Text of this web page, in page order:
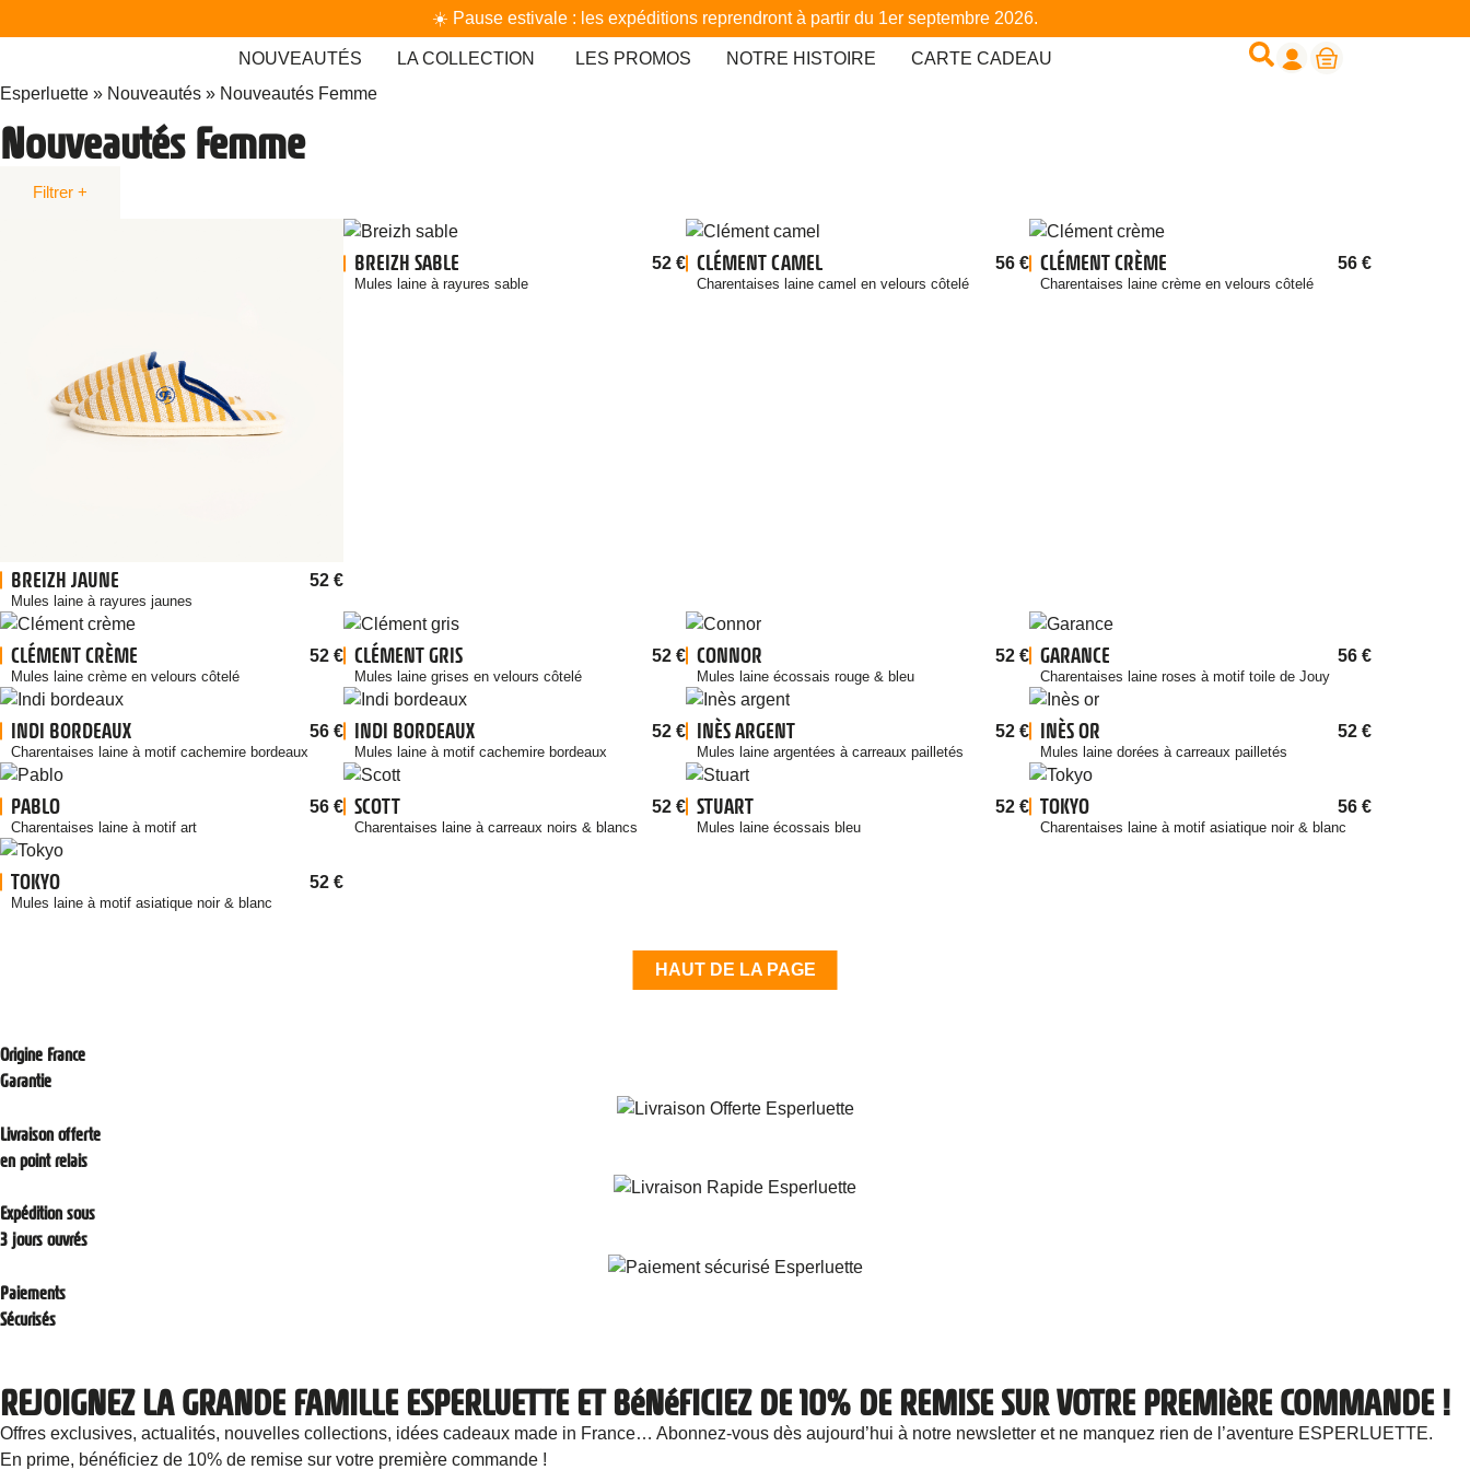
☀️ Pause estivale : les expéditions reprendront à partir du 1er septembre 2026.
NOUVEAUTÉS LA COLLECTION LES PROMOS NOTRE HISTOIRE
CARTE CADEAU
Esperluette » Nouveautés » Nouveautés Femme
Nouveautés Femme
Filtrer
Chaussons velours
Chaussons écossais
PAR COULEUR
BREIZH JAUNE 52 €
Mules laine à rayures jaunes
BREIZH SABLE 52 €
Mules laine à rayures sable
CLÉMENT CAMEL 56 €
Charentaises laine camel en velours côtelé
CLÉMENT CRÈME 56 €
Charentaises laine crème en velours côtelé
CLÉMENT CRÈME 52 €
Mules laine crème en velours côtelé
CLÉMENT GRIS 52 €
Mules laine grises en velours côtelé
CONNOR 52 €
Mules laine écossais rouge & bleu
GARANCE 56 €
Charentaises laine roses à motif toile de Jouy
INDI BORDEAUX 56 €
Charentaises laine à motif cachemire bordeaux
INDI BORDEAUX 52 €
Mules laine à motif cachemire bordeaux
INÈS ARGENT 52 €
Mules laine argentées à carreaux pailletés
INÈS OR 52 €
Mules laine dorées à carreaux pailletés
PABLO 56 €
Charentaises laine à motif art
SCOTT 52 €
Charentaises laine à carreaux noirs & blancs
STUART 52 €
Mules laine écossais bleu
TOKYO 56 €
Charentaises laine à motif asiatique noir & blanc
TOKYO 52 €
Mules laine à motif asiatique noir & blanc
HAUT DE LA PAGE
Origine France
Garantie
Livraison offerte
en point relais
Expédition sous
3 jours ouvrés
Paiements
Sécurisés
REJOIGNEZ LA GRANDE FAMILLE ESPERLUETTE ET BéNéFICIEZ DE 10% DE REMISE SUR VOTRE PREMIèRE COMMANDE !
Offres exclusives, actualités, nouvelles collections, idées cadeaux made in France… Abonnez-vous dès aujourd’hui à notre newsletter et ne manquez rien de l’aventure ESPERLUETTE.
En prime, bénéficiez de 10% de remise sur votre première commande !